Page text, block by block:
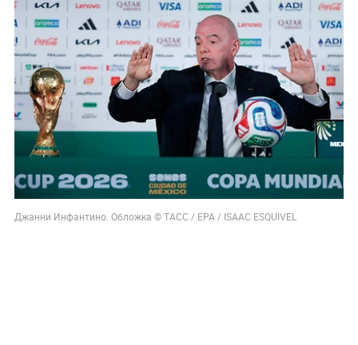
Джанни Инфантино. Обложка © ТАСС / EPA / ISAAC ESQUIVEL